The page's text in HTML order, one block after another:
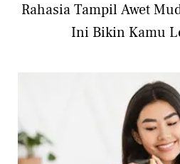
Rahasia Tampil Awet
Ini Bikin Kamu